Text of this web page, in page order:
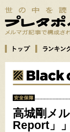
高城剛メ
Report」